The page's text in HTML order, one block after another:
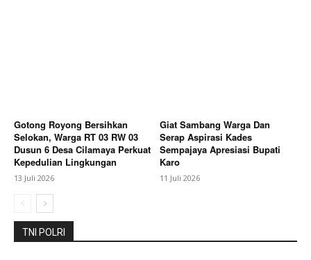
Gotong Royong Bersihkan
Selokan, Warga RT 03 RW 03
Dusun 6 Desa Cilamaya Perkuat
Kepedulian Lingkungan
13 Juli 2026
Giat Sambang Warga Dan
Serap Aspirasi Kades
Sempajaya Apresiasi Bupati
Karo
11 Juli 2026
TNI POLRI